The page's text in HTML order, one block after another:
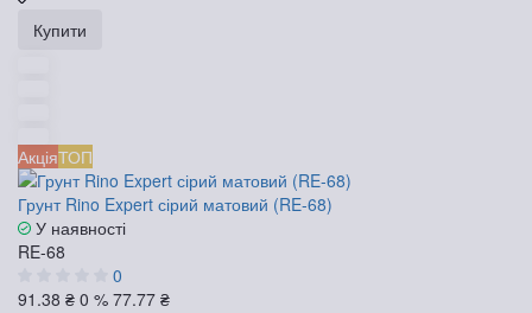
Купити
АкціяТОП
Грунт Rino Expert сірий матовий (RE-68)
У наявності
RE-68
0
91.38 ₴ 0 % 77.77 ₴